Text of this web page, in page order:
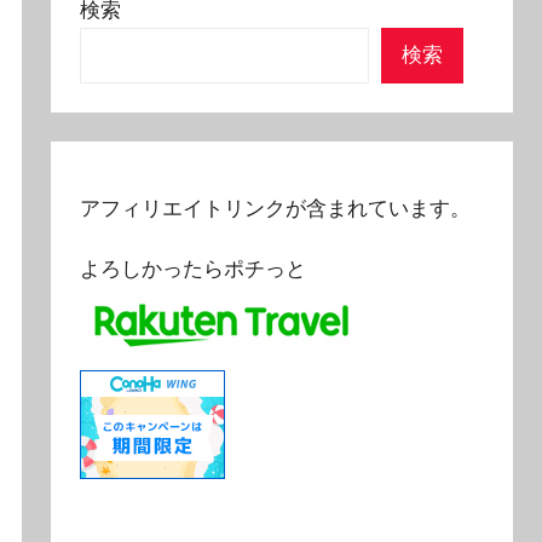
検索
検索
アフィリエイトリンクが含まれています。
よろしかったらポチっと